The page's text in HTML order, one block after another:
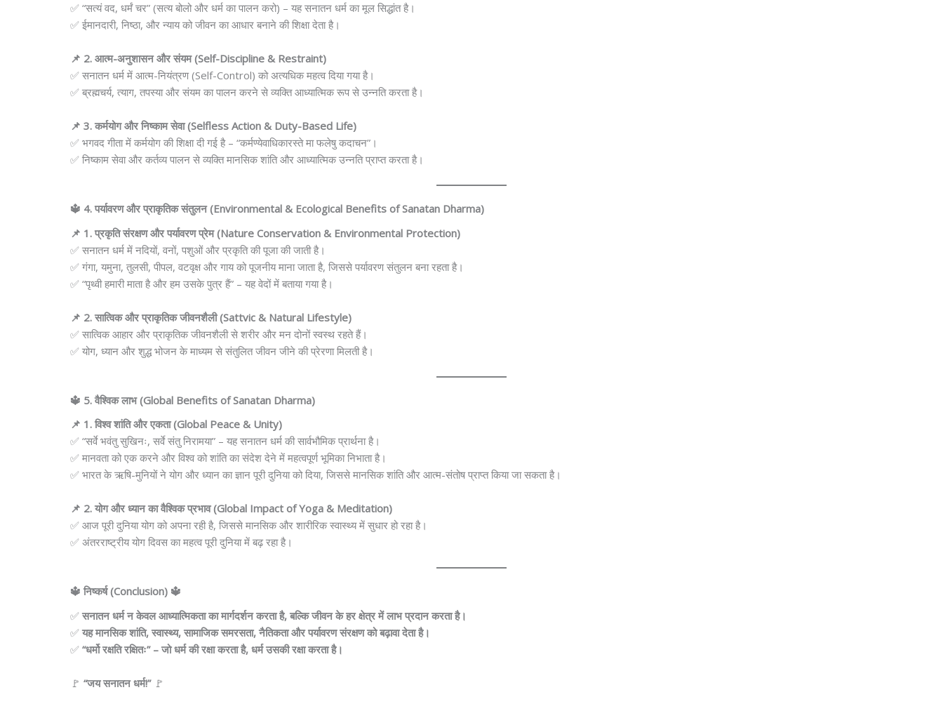
✅ “सत्यं वद, धर्मं चर” (सत्य बोलो और धर्म का पालन करो) – यह सनातन धर्म का मूल सिद्धांत है।
✅ ईमानदारी, निष्ठा, और न्याय को जीवन का आधार बनाने की शिक्षा देता है।
📌 2. आत्म-अनुशासन और संयम (Self-Discipline & Restraint)
✅ सनातन धर्म में आत्म-नियंत्रण (Self-Control) को अत्यधिक महत्व दिया गया है।
✅ ब्रह्मचर्य, त्याग, तपस्या और संयम का पालन करने से व्यक्ति आध्यात्मिक रूप से उन्नति करता है।
📌 3. कर्मयोग और निष्काम सेवा (Selfless Action & Duty-Based Life)
✅ भगवद गीता में कर्मयोग की शिक्षा दी गई है – “कर्मण्येवाधिकारस्ते मा फलेषु कदाचन”।
✅ निष्काम सेवा और कर्तव्य पालन से व्यक्ति मानसिक शांति और आध्यात्मिक उन्नति प्राप्त करता है।
🔱 4. पर्यावरण और प्राकृतिक संतुलन (Environmental & Ecological Benefits of Sanatan Dharma)
📌 1. प्रकृति संरक्षण और पर्यावरण प्रेम (Nature Conservation & Environmental Protection)
✅ सनातन धर्म में नदियों, वनों, पशुओं और प्रकृति की पूजा की जाती है।
✅ गंगा, यमुना, तुलसी, पीपल, वटवृक्ष और गाय को पूजनीय माना जाता है, जिससे पर्यावरण संतुलन बना रहता है।
✅ “पृथ्वी हमारी माता है और हम उसके पुत्र हैं” – यह वेदों में बताया गया है।
📌 2. सात्विक और प्राकृतिक जीवनशैली (Sattvic & Natural Lifestyle)
✅ सात्विक आहार और प्राकृतिक जीवनशैली से शरीर और मन दोनों स्वस्थ रहते हैं।
✅ योग, ध्यान और शुद्ध भोजन के माध्यम से संतुलित जीवन जीने की प्रेरणा मिलती है।
🔱 5. वैश्विक लाभ (Global Benefits of Sanatan Dharma)
📌 1. विश्व शांति और एकता (Global Peace & Unity)
✅ “सर्वे भवंतु सुखिनः, सर्वे संतु निरामया” – यह सनातन धर्म की सार्वभौमिक प्रार्थना है।
✅ मानवता को एक करने और विश्व को शांति का संदेश देने में महत्वपूर्ण भूमिका निभाता है।
✅ भारत के ऋषि-मुनियों ने योग और ध्यान का ज्ञान पूरी दुनिया को दिया, जिससे मानसिक शांति और आत्म-संतोष प्राप्त किया जा सकता है।
📌 2. योग और ध्यान का वैश्विक प्रभाव (Global Impact of Yoga & Meditation)
✅ आज पूरी दुनिया योग को अपना रही है, जिससे मानसिक और शारीरिक स्वास्थ्य में सुधार हो रहा है।
✅ अंतरराष्ट्रीय योग दिवस का महत्व पूरी दुनिया में बढ़ रहा है।
🔱 निष्कर्ष (Conclusion) 🔱
✅सनातन धर्म न केवल आध्यात्मिकता का मार्गदर्शन करता है, बल्कि जीवन के हर क्षेत्र में लाभ प्रदान करता है।
✅यह मानसिक शांति, स्वास्थ्य, सामाजिक समरसता, नैतिकता और पर्यावरण संरक्षण को बढ़ावा देता है।
✅“धर्मो रक्षति रक्षितः” – जो धर्म की रक्षा करता है, धर्म उसकी रक्षा करता है।
🚩“जय सनातन धर्म!”🚩